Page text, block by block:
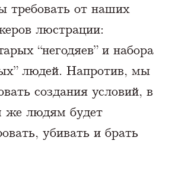
от наших
люстрации:
“негодяев” и набора
людей. Напротив, мы
создания условий, в
же людям будет
убивать и брать